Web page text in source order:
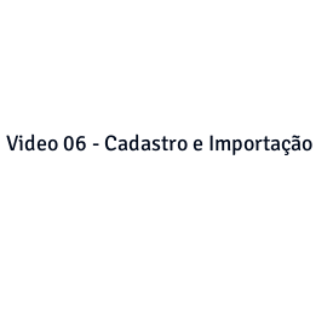
Video 06 - Cadastro e Importação